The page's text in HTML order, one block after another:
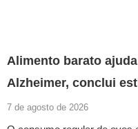
Alimento barato
Alzheimer, conclui
7 de agosto de 2026